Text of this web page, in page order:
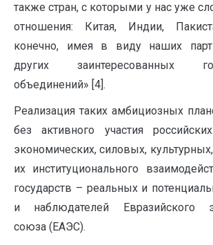
также стран, с которыми у нас уже
отношения: Китая, Индии,
конечно, имея в виду наших
других заинтересованных
объединений» [4].
Реализация таких амбициозных
без активного участия
экономических, силовых,
их институционального
государств – реальных и
и наблюдателей Евразийского
союза (ЕАЭС).